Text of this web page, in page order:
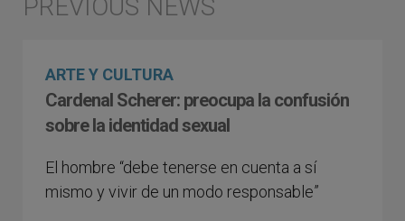
ARTE Y CULTURA
Cardenal Scherer: preocupa la confusión
sobre la identidad sexual
El hombre “debe tenerse en cuenta a sí
mismo y vivir de un modo responsable”